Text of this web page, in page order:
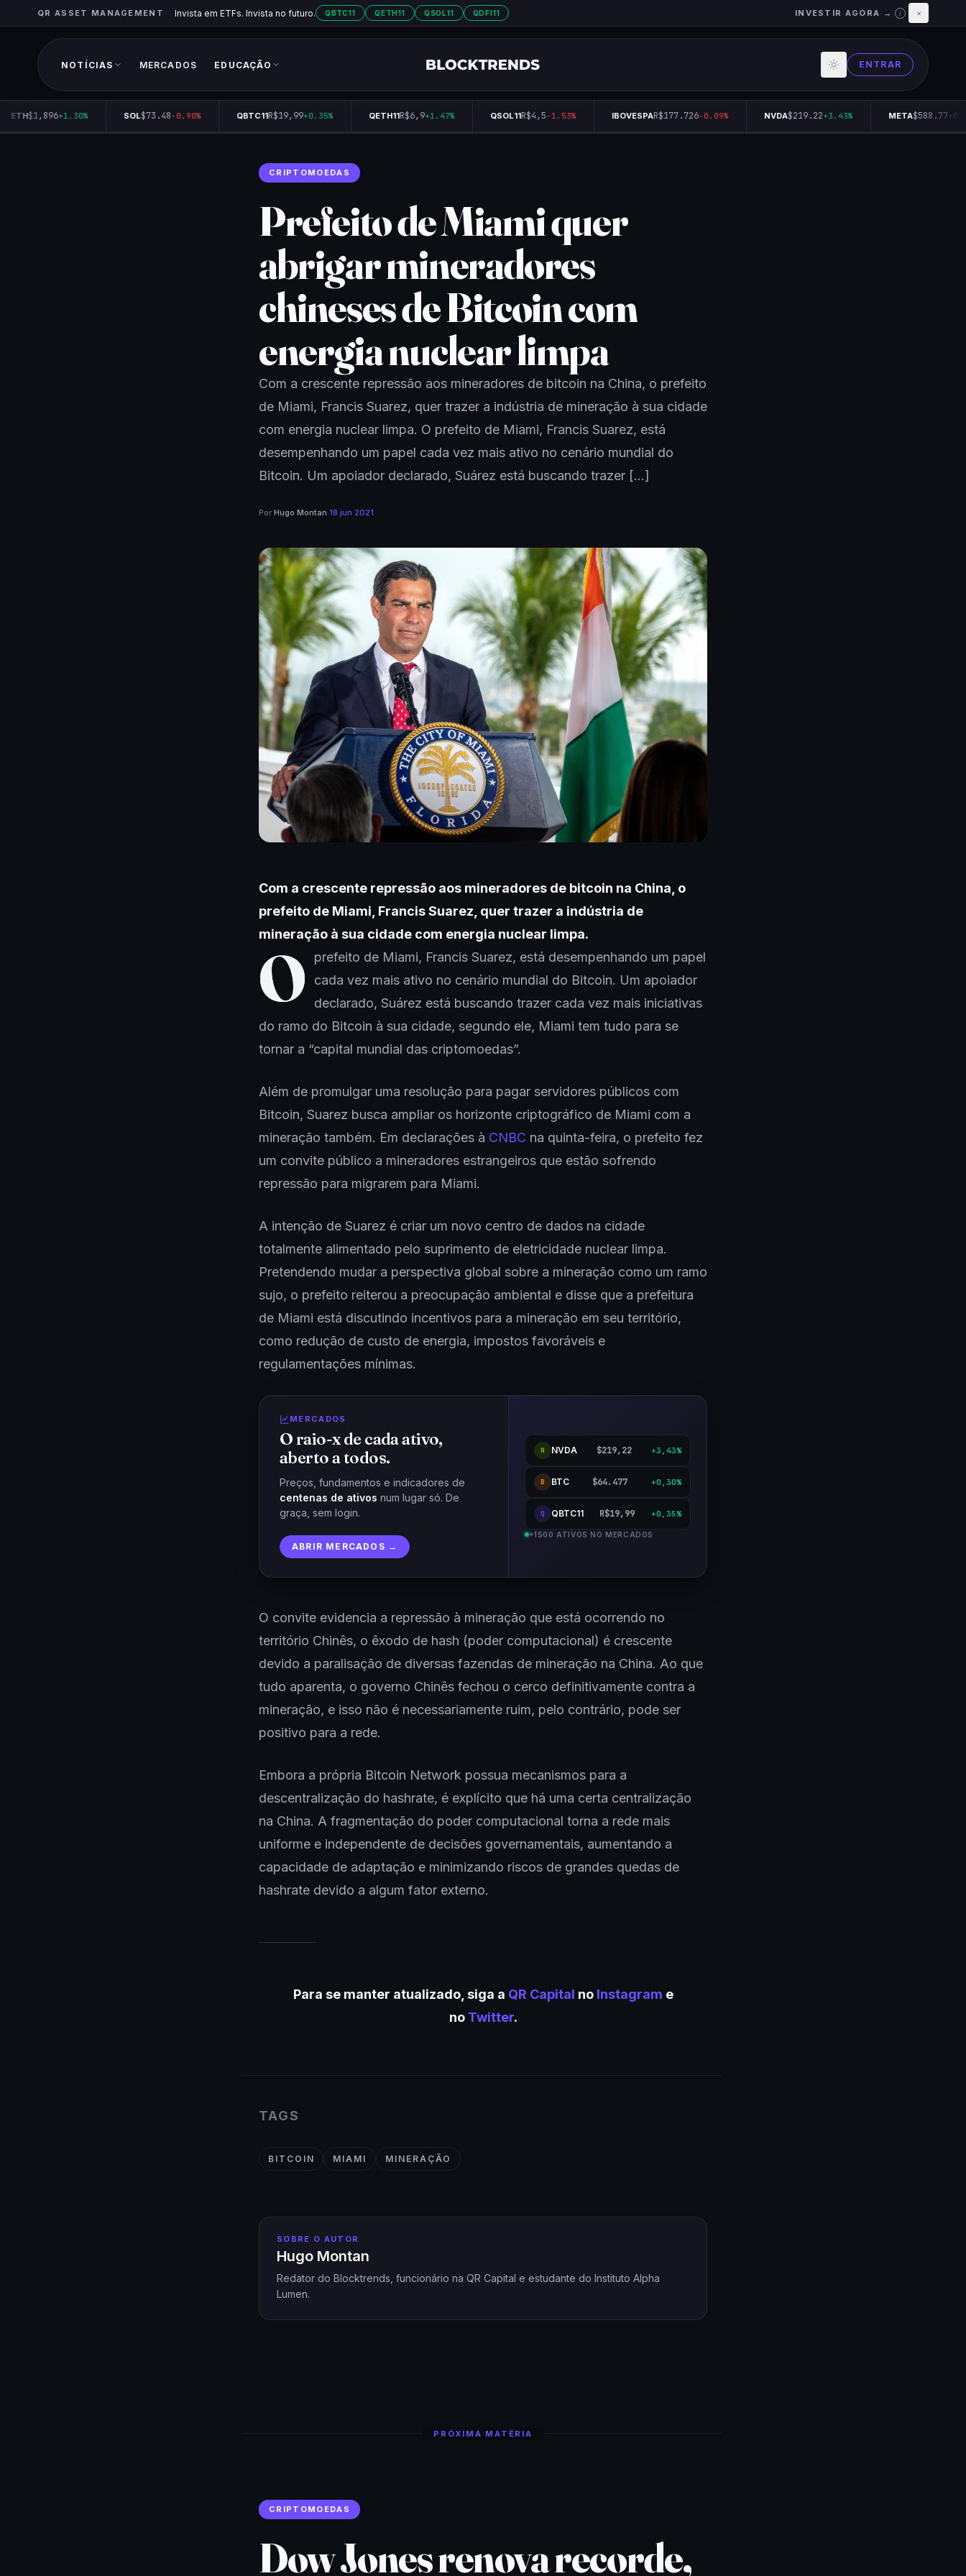
QR ASSET MANAGEMENT Invista em ETFs. Invista no futuro. QBTC11 QETH11 QSOL11 QDFI11 INVESTIR AGORA → i ×
NOTÍCIAS MERCADOS EDUCAÇÃO ENTRAR
ETH$1,896+1.30% SOL$73.48-0.90% QBTC11R$19,99+0.35% QETH11R$6,9+1.47% QSOL11R$4,5-1.53% IBOVESPAR$177.726-0.09% NVDA$219.22+3.43% META$588.77
CRIPTOMOEDAS
Prefeito de Miami quer
abrigar mineradores
chineses de Bitcoin com
energia nuclear limpa
Com a crescente repressão aos mineradores de bitcoin na China, o prefeito
de Miami, Francis Suarez, quer trazer a indústria de mineração à sua cidade
com energia nuclear limpa. O prefeito de Miami, Francis Suarez, está
desempenhando um papel cada vez mais ativo no cenário mundial do
Bitcoin. Um apoiador declarado, Suárez está buscando trazer […]
Por Hugo Montan·18 jun 2021
Com a crescente repressão aos mineradores de bitcoin na China, o
prefeito de Miami, Francis Suarez, quer trazer a indústria de
mineração à sua cidade com energia nuclear limpa.
O
prefeito de Miami, Francis Suarez, está desempenhando um papel
cada vez mais ativo no cenário mundial do Bitcoin. Um apoiador
declarado, Suárez está buscando trazer cada vez mais iniciativas
do ramo do Bitcoin à sua cidade, segundo ele, Miami tem tudo para se
tornar a “capital mundial das criptomoedas”.
Além de promulgar uma resolução para pagar servidores públicos com
Bitcoin, Suarez busca ampliar os horizonte criptográfico de Miami com a
mineração também. Em declarações à CNBC na quinta-feira, o prefeito fez
um convite público a mineradores estrangeiros que estão sofrendo
repressão para migrarem para Miami.
A intenção de Suarez é criar um novo centro de dados na cidade
totalmente alimentado pelo suprimento de eletricidade nuclear limpa.
Pretendendo mudar a perspectiva global sobre a mineração como um ramo
sujo, o prefeito reiterou a preocupação ambiental e disse que a prefeitura
de Miami está discutindo incentivos para a mineração em seu território,
como redução de custo de energia, impostos favoráveis e
regulamentações mínimas.
MERCADOS
O raio-x de cada ativo,
aberto a todos.
Preços, fundamentos e indicadores de
centenas de ativos num lugar só. De
graça, sem login.
ABRIR MERCADOS →
N NVDA $219,22 +3,43%
B BTC $64.477 +0,30%
Q QBTC11 R$19,99 +0,35%
+1500 ATIVOS NO MERCADOS
O convite evidencia a repressão à mineração que está ocorrendo no
território Chinês, o êxodo de hash (poder computacional) é crescente
devido a paralisação de diversas fazendas de mineração na China. Ao que
tudo aparenta, o governo Chinês fechou o cerco definitivamente contra a
mineração, e isso não é necessariamente ruim, pelo contrário, pode ser
positivo para a rede.
Embora a própria Bitcoin Network possua mecanismos para a
descentralização do hashrate, é explícito que há uma certa centralização
na China. A fragmentação do poder computacional torna a rede mais
uniforme e independente de decisões governamentais, aumentando a
capacidade de adaptação e minimizando riscos de grandes quedas de
hashrate devido a algum fator externo.
Para se manter atualizado, siga a QR Capital no Instagram e
no Twitter.
TAGS
BITCOIN MIAMI MINERAÇÃO
SOBRE O AUTOR
Hugo Montan
Redator do Blocktrends, funcionário na QR Capital e estudante do Instituto Alpha
Lumen.
PRÓXIMA MATÉRIA
CRIPTOMOEDAS
Dow Jones renova recorde,